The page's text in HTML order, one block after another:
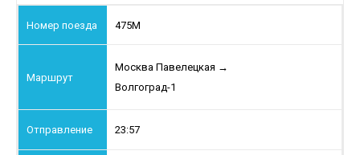
475М
Москва Павелецкая →
Волгоград-1
23:57